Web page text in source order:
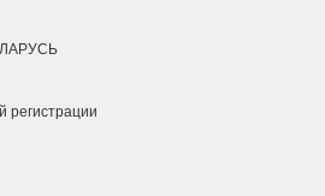
регистрации